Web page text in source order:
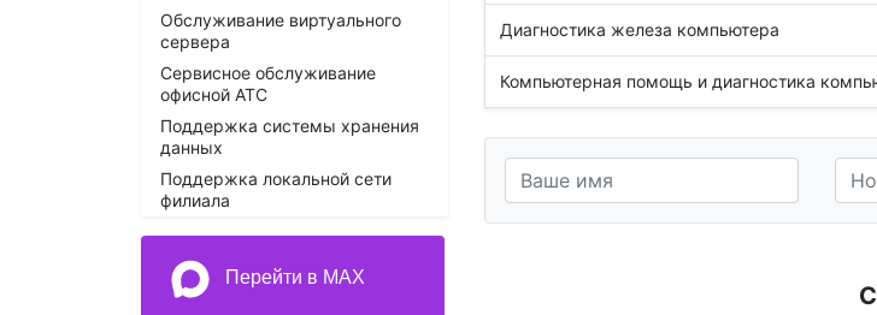
Обслуживание виртуального
сервера
Сервисное обслуживание
офисной АТС
Поддержка системы хранения
данных
Поддержка локальной сети
филиала
Перейти в MAX
Диагностика железа компьютера
Компьютерная помощь и диагностика